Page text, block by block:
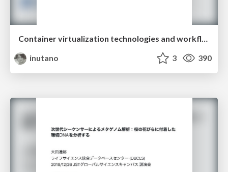
Container virtualization technologies and workflow languages improve portability and reproducibility of data analysis environment
inutano
3 390